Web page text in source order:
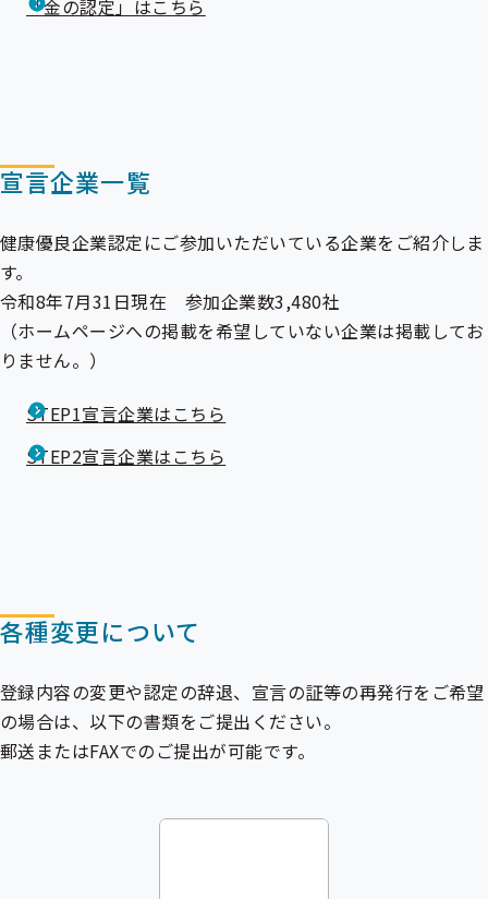
「金の認定」はこちら
宣言企業一覧
健康優良企業認定にご参加いただいている企業をご紹介しま
す。
令和8年7月31日現在 参加企業数3,480社
（ホームページへの掲載を希望していない企業は掲載してお
りません。）
STEP1宣言企業はこちら
STEP2宣言企業はこちら
各種変更について
登録内容の変更や認定の辞退、宣言の証等の再発行をご希望
の場合は、以下の書類をご提出ください。
郵送またはFAXでのご提出が可能です。